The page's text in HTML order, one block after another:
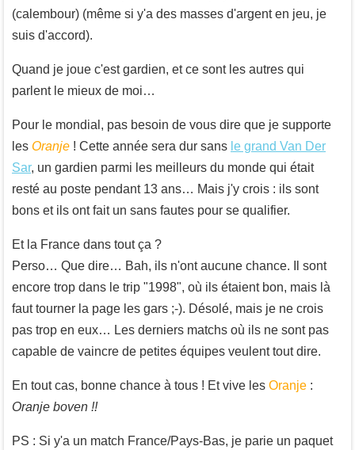
(calembour) (même si y'a des masses d'argent en jeu, je
suis d'accord).
Quand je joue c'est gardien, et ce sont les autres qui
parlent le mieux de moi…
Pour le mondial, pas besoin de vous dire que je supporte
les Oranje ! Cette année sera dur sans le grand Van Der
Sar, un gardien parmi les meilleurs du monde qui était
resté au poste pendant 13 ans… Mais j'y crois : ils sont
bons et ils ont fait un sans fautes pour se qualifier.
Et la France dans tout ça ?
Perso… Que dire… Bah, ils n'ont aucune chance. Il sont
encore trop dans le trip "1998", où ils étaient bon, mais là
faut tourner la page les gars ;-). Désolé, mais je ne crois
pas trop en eux… Les derniers matchs où ils ne sont pas
capable de vaincre de petites équipes veulent tout dire.
En tout cas, bonne chance à tous ! Et vive les Oranje :
Oranje boven !!
PS : Si y'a un match France/Pays-Bas, je parie un paquet